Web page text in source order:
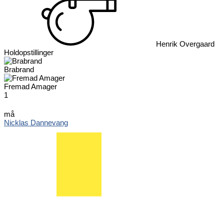
Henrik Overgaard
Holdopstillinger
Brabrand
Fremad Amager
1
må
Nicklas Dannevang